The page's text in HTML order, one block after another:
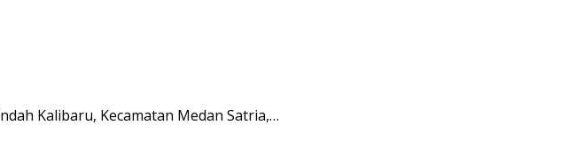
Kalibaru, Kecamatan Medan Satria,…